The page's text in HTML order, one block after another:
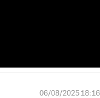
06/08/2025